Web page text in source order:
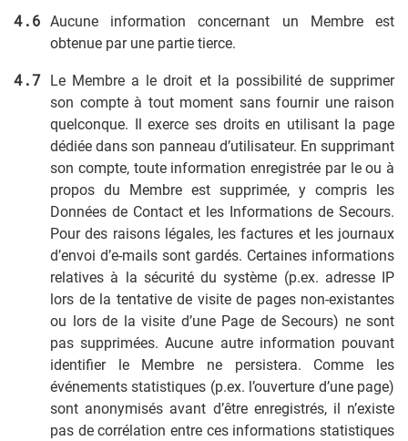
Aucune information concernant un Membre est
obtenue par une partie tierce.
Le Membre a le droit et la possibilité de supprimer
son compte à tout moment sans fournir une raison
quelconque. Il exerce ses droits en utilisant la page
dédiée dans son panneau d’utilisateur. En supprimant
son compte, toute information enregistrée par le ou à
propos du Membre est supprimée, y compris les
Données de Contact et les Informations de Secours.
Pour des raisons légales, les factures et les journaux
d’envoi d’e-mails sont gardés. Certaines informations
relatives à la sécurité du système (p.ex. adresse IP
lors de la tentative de visite de pages non-existantes
ou lors de la visite d’une Page de Secours) ne sont
pas supprimées. Aucune autre information pouvant
identifier le Membre ne persistera. Comme les
événements statistiques (p.ex. l’ouverture d’une page)
sont anonymisés avant d’être enregistrés, il n’existe
pas de corrélation entre ces informations statistiques